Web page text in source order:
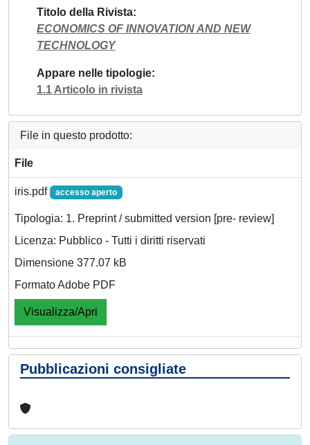
Titolo della Rivista
ECONOMICS OF INNOVATION AND NEW
TECHNOLOGY
Appare nelle tipologie
1.1 Articolo in rivista
File in questo prodotto:
File
iris.pdf accesso aperto
Tipologia: 1. Preprint / submitted version [pre- review]
Licenza: Pubblico - Tutti i diritti riservati
Dimensione 377.07 kB
Formato Adobe PDF
Visualizza/Apri
Pubblicazioni consigliate